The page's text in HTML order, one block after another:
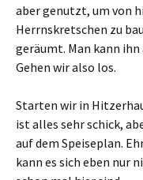
aber genutzt, um von
Herrnskretschen zu
geräumt. Man kann
Gehen wir also los.
Starten wir in
ist alles sehr schick,
auf dem Speiseplan.
kann es sich eben nur